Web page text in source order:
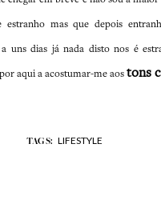
estranho mas que depois
a uns dias já nada disto nos é
aqui a acostumar-me aos tons
TAGS: LIFESTYLE